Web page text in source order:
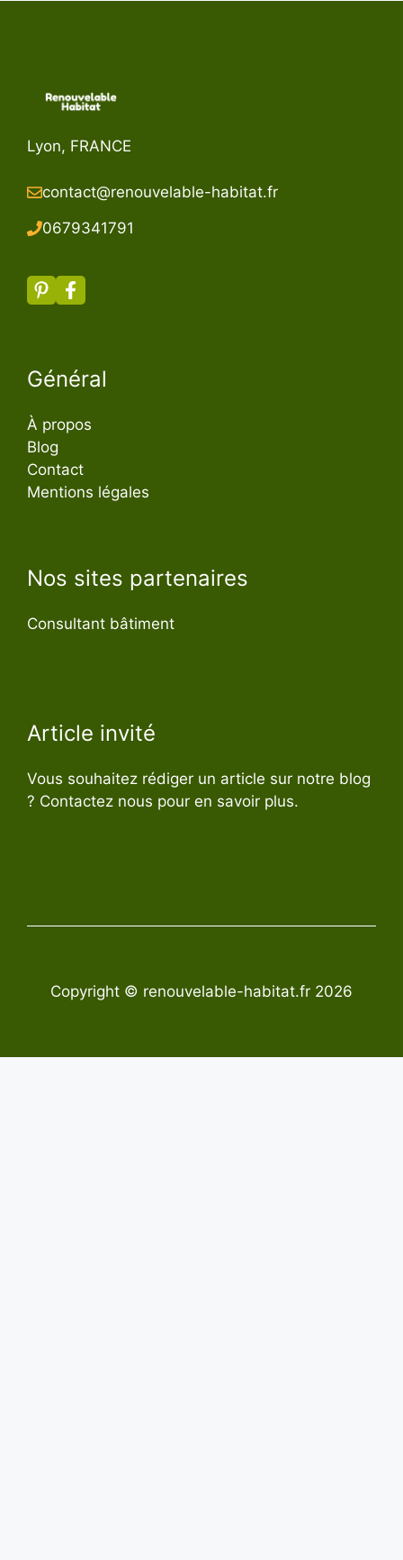
Lyon, FRANCE
contact@renouvelable-habitat.fr
0679341791
Général
À propos
Blog
Contact
Mentions légales
Nos sites partenaires
Consultant bâtiment
Article invité
Vous souhaitez rédiger un article sur notre blog
? Contactez nous pour en savoir plus.
Copyright © renouvelable-habitat.fr 2026